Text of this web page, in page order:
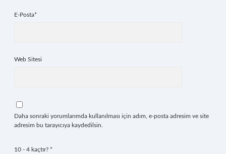
E-Posta*
Web Sitesi
Daha sonraki yorumlarımda kullanılması için adım, e-posta adresim ve site
adresim bu tarayıcıya kaydedilsin.
10 - 4 kaçtır? *